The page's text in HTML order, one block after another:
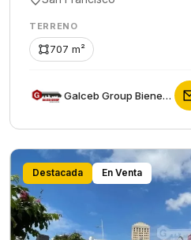
TERRENO
707 m²
Galceb Group Bienes Raices
Destacada En Venta